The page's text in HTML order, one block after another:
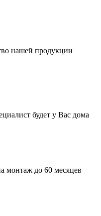
нашей продукции
будет у Вас дома
монтаж до 60 месяцев